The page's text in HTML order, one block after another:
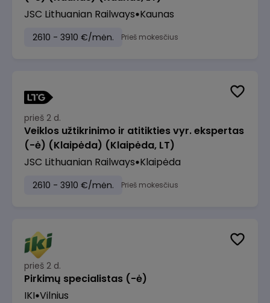
JSC Lithuanian Railways Kaunas
2610 - 3910 €/mėn. Prieš mokesčius
prieš 2 d.
Veiklos užtikrinimo ir atitikties vyr. ekspertas
(-ė) (Klaipėda) (Klaipėda, LT)
JSC Lithuanian Railways Klaipėda
2610 - 3910 €/mėn. Prieš mokesčius
prieš 2 d.
Pirkimų specialistas (-ė)
IKI Vilnius